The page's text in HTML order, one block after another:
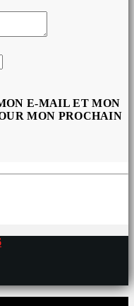
E-MAIL ET MON
MON PROCHAIN